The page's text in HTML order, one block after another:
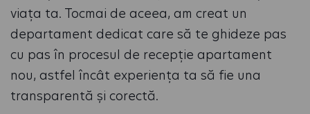
viața ta. Tocmai de aceea, am creat un
departament dedicat care să te ghideze pas
cu pas în procesul de recepție apartament
nou, astfel încât experiența ta să fie una
transparentă și corectă.